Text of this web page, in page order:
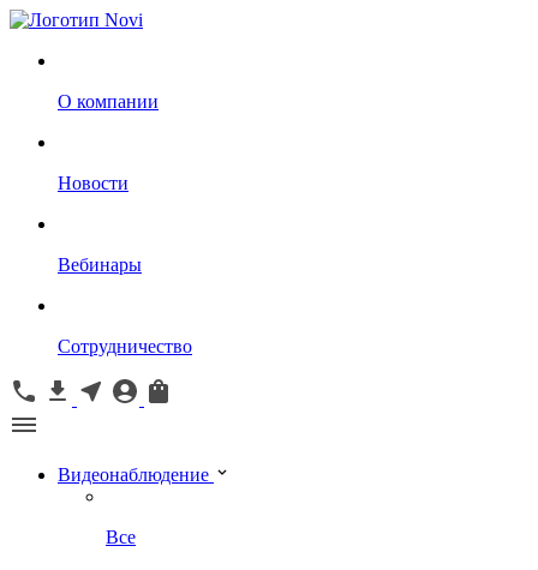
О компании
Новости
Вебинары
Сотрудничество
Видеонаблюдение
Все